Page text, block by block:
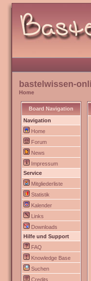
bastelwissen-
Home
Board Navigation
Navigation
Home
Forum
News
Impressum
Service
Mitgliederliste
Statistik
Kalender
Links
Downloads
Hilfe und Support
FAQ
Knowledge Base
Suchen
Credits